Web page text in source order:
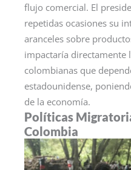
flujo comercial. El
repetidas ocasiones su
aranceles sobre
impactaría directamente
colombianas que
estadounidense,
de la economía.
Políticas
Colombia